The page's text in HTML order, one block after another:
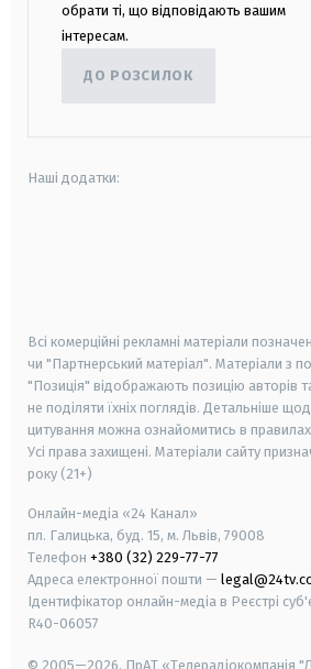
обрати ті, що відповідають вашим
інтересам.
ДО РОЗСИЛОК
Наші додатки:
Всі комерційні рекламні матеріали
чи "Партнерський матеріал". Матеріали з
"Позиція" відображають позицію авторів
не поділяти їхніх поглядів. Детальніше
цитування можна ознайомитись в
Усі права захищені. Матеріали сайту
року (21+)
Онлайн-медіа «24 Канал»
пл. Галицька, буд. 15, м. Львів, 79008
Телефон +380 (32) 229-77-77
Адреса електронної пошти —
Ідентифікатор онлайн-медіа в Реєстрі
R40-06057
© 2005—2026, ПрАТ «Телерадіокомпанія